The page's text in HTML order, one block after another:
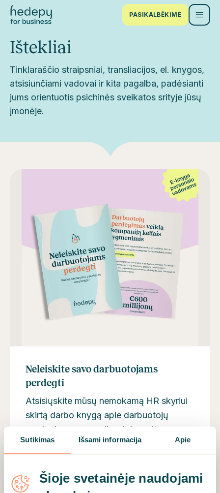
Sutikimas Išsami informacija Apie
Šioje svetainėje naudojami
PASIKALBĖKIME
Ištekliai
Tinklaraščio straipsniai, transliacijos, el. knygos,
atsisiunčiami vadovai ir kita pagalba, padėsianti
jums orientuotis psichinės sveikatos srityje jūsų
įmonėje.
Neleiskite savo darbuotojams
perdegti
Atsisiųskite mūsų nemokamą HR skyriui
skirtą darbo knygą apie darbuotojų
perdegimo prevenciją – joje rasite
praktinių sistemų ir įžvalgų, kaip